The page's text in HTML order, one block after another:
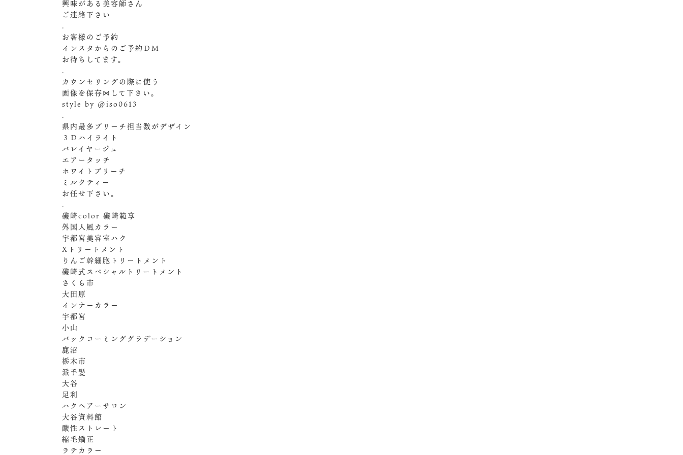
興味がある美容師さん
ご連絡下さい
.
お客様のご予約
インスタからのご予約ＤＭ️
お待ちしてます。
.
カウンセリングの際に使う
画像を保存⋈して下さい。
style by @iso0613
.
県内最多ブリーチ担当数がデザイン
３Ｄハイライト
バレイヤージュ
エアータッチ
ホワイトブリーチ
ミルクティー
お任せ下さい。
.
磯崎color 磯崎範享
外国人風カラー
宇都宮美容室ハク
Xトリートメント
りんご幹細胞トリートメント
磯崎式スペシャルトリートメント
さくら市
大田原
インナーカラー
宇都宮
小山
バックコーミンググラデーション
鹿沼
栃木市
派手髪
大谷
足利
ハクヘアーサロン
大谷資料館
酸性ストレート
縮毛矯正
ラテカラー